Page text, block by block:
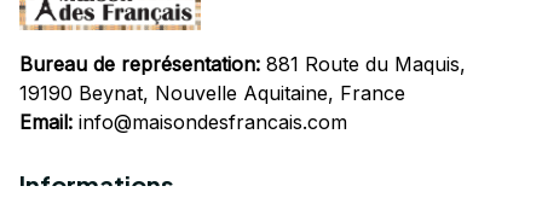
Bureau de représentation: 881 Route du Maquis,
19190 Beynat, Nouvelle Aquitaine, France
Email: info@maisondesfrancais.com
Informations